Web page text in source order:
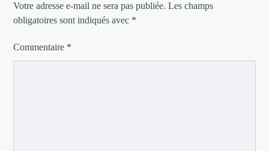
Votre adresse e-mail ne sera pas publiée. Les champs
obligatoires sont indiqués avec *
Commentaire *